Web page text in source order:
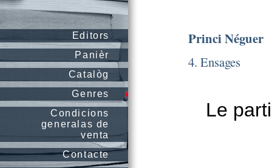
Editors
Panièr
Catalòg
Genres
Condicions
generalas de
venta
Contacte
Princi Néguer
4. Ensages
Le